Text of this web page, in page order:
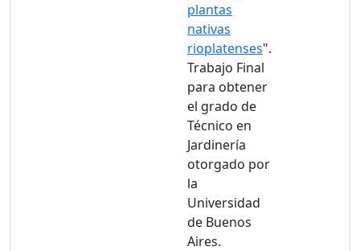
plantas
nativas
rioplatenses".
Trabajo Final
para obtener
el grado de
Técnico en
Jardinería
otorgado por
la
Universidad
de Buenos
Aires.